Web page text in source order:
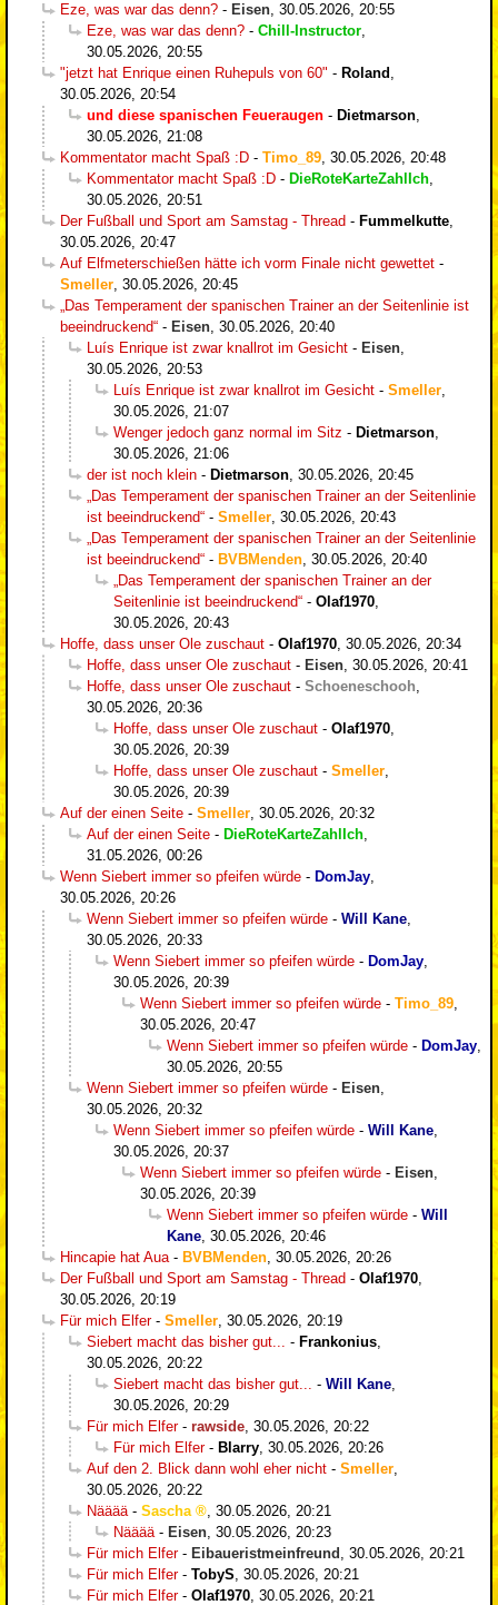
Eze, was war das denn? - Eisen 30.05.2026, 20:55
Eze, was war das denn? - Chill-Instructor
30.05.2026, 20:55
"jetzt hat Enrique einen Ruhepuls von 60" - Roland
30.05.2026, 20:54
und diese spanischen Feueraugen - Dietmarson
30.05.2026, 21:08
Kommentator macht Spaß :D - Timo_89 30.05.2026, 20:48
Kommentator macht Spaß :D - DieRoteKarteZahlIch
30.05.2026, 20:51
Der Fußball und Sport am Samstag - Thread - Fummelkutte
30.05.2026, 20:47
Auf Elfmeterschießen hätte ich vorm Finale nicht gewettet -
Smeller 30.05.2026, 20:45
„Das Temperament der spanischen Trainer an der Seitenlinie ist
beeindruckend“ - Eisen 30.05.2026, 20:40
Luís Enrique ist zwar knallrot im Gesicht - Eisen
30.05.2026, 20:53
Luís Enrique ist zwar knallrot im Gesicht - Smeller
30.05.2026, 21:07
Wenger jedoch ganz normal im Sitz - Dietmarson
30.05.2026, 21:06
der ist noch klein - Dietmarson 30.05.2026, 20:45
„Das Temperament der spanischen Trainer an der Seitenlinie
ist beeindruckend“ - Smeller 30.05.2026, 20:43
„Das Temperament der spanischen Trainer an der Seitenlinie
ist beeindruckend“ - BVBMenden 30.05.2026, 20:40
„Das Temperament der spanischen Trainer an der
Seitenlinie ist beeindruckend“ - Olaf1970
30.05.2026, 20:43
Hoffe, dass unser Ole zuschaut - Olaf1970 30.05.2026, 20:34
Hoffe, dass unser Ole zuschaut - Eisen 30.05.2026, 20:41
Hoffe, dass unser Ole zuschaut - Schoeneschooh
30.05.2026, 20:36
Hoffe, dass unser Ole zuschaut - Olaf1970
30.05.2026, 20:39
Hoffe, dass unser Ole zuschaut - Smeller
30.05.2026, 20:39
Auf der einen Seite - Smeller 30.05.2026, 20:32
Auf der einen Seite - DieRoteKarteZahlIch
31.05.2026, 00:26
Wenn Siebert immer so pfeifen würde - DomJay
30.05.2026, 20:26
Wenn Siebert immer so pfeifen würde - Will Kane
30.05.2026, 20:33
Wenn Siebert immer so pfeifen würde - DomJay
30.05.2026, 20:39
Wenn Siebert immer so pfeifen würde - Timo_89
30.05.2026, 20:47
Wenn Siebert immer so pfeifen würde - DomJay
30.05.2026, 20:55
Wenn Siebert immer so pfeifen würde - Eisen
30.05.2026, 20:32
Wenn Siebert immer so pfeifen würde - Will Kane
30.05.2026, 20:37
Wenn Siebert immer so pfeifen würde - Eisen
30.05.2026, 20:39
Wenn Siebert immer so pfeifen würde - Will
Kane 30.05.2026, 20:46
Hincapie hat Aua - BVBMenden 30.05.2026, 20:26
Der Fußball und Sport am Samstag - Thread - Olaf1970
30.05.2026, 20:19
Für mich Elfer- Smeller 30.05.2026, 20:19
Siebert macht das bisher gut...
- Frankonius
30.05.2026, 20:22
Siebert macht das bisher gut...
- Will Kane
30.05.2026, 20:29
Für mich Elfer- rawside 30.05.2026, 20:22
Für mich Elfer- Blarry 30.05.2026, 20:26
Auf den 2. Blick dann wohl eher nicht - Smeller
30.05.2026, 20:22
Nääää - Sascha
30.05.2026, 20:21
Nääää - Eisen 30.05.2026, 20:23
Für mich Elfer- Eibaueristmeinfreund
30.05.2026, 20:21
Für mich Elfer- TobyS 30.05.2026, 20:21
Für mich Elfer- Olaf1970 30.05.2026, 20:21